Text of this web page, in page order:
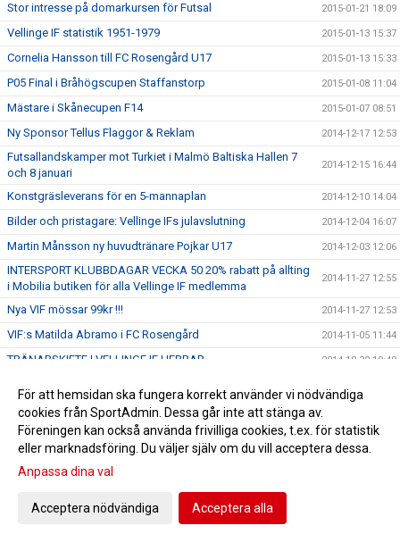
Stor intresse på domarkursen för Futsal 2015-01-21 18:09
Vellinge IF statistik 1951-1979 2015-01-13 15:37
Cornelia Hansson till FC Rosengård U17 2015-01-13 15:33
P05 Final i Bråhögscupen Staffanstorp 2015-01-08 11:04
Mästare i Skånecupen F14 2015-01-07 08:51
Ny Sponsor Tellus Flaggor & Reklam 2014-12-17 12:53
Futsallandskamper mot Turkiet i Malmö Baltiska Hallen 7
och 8 januari
2014-12-15 16:44
Konstgräsleverans för en 5-mannaplan 2014-12-10 14:04
Bilder och pristagare: Vellinge IFs julavslutning 2014-12-04 16:07
Martin Månsson ny huvudtränare Pojkar U17 2014-12-03 12:06
INTERSPORT KLUBBDAGAR VECKA 50 20% rabatt på allting
i Mobilia butiken för alla Vellinge IF medlemma
2014-11-27 12:55
Nya VIF mössar 99kr !!! 2014-11-27 12:53
VIF:s Matilda Abramo i FC Rosengård 2014-11-05 11:44
TRÄNARSKIFTE I VELLINGE IF HERRAR 2014-10-30 10:49
Jimmy Hansens MV-skola 27-29 Oktober
Ny tränare F01/02 Lucas Ovenberger 2014-09-08 14:58
Vellinge IFs familjedagen blev succé!
55 Målmaend på camå i Vellinge IF
För att hemsidan ska fungera korrekt använder vi nödvändiga
cookies från SportAdmin. Dessa går inte att stänga av.
Föreningen kan också använda frivilliga cookies, t.ex. för statistik
eller marknadsföring. Du väljer själv om du vill acceptera dessa.
Anpassa dina val
Acceptera nödvändiga Acceptera alla